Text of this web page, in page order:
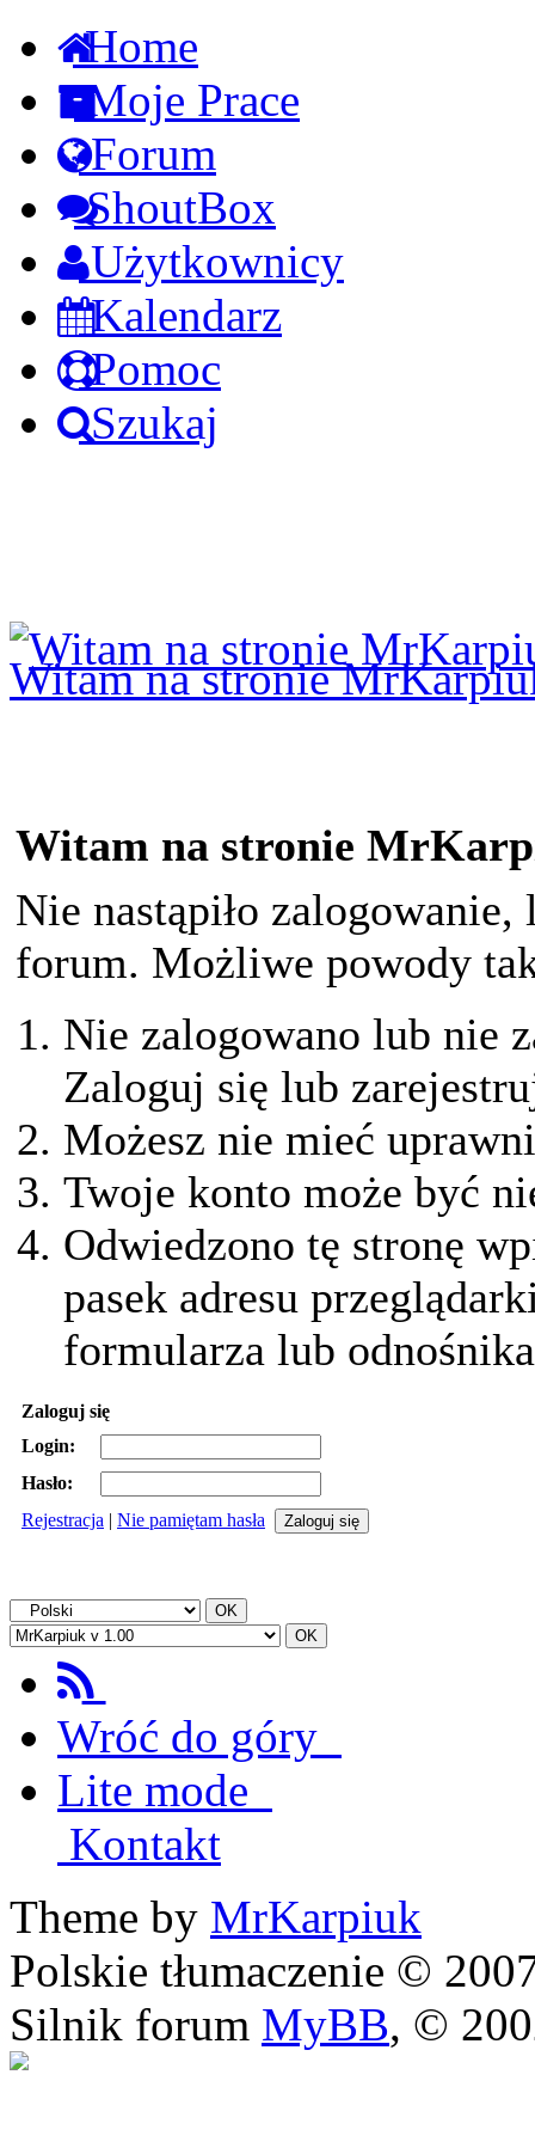
Home
Moje Prace
Forum
ShoutBox
Użytkownicy
Kalendarz
Pomoc
Szukaj
Witam na stronie
Witam na stronie
Nie nastąpiło
forum. Możliwe powody
Nie zalogowano lub nie
Zaloguj się lub
Możesz nie mieć
Twoje konto może być
Odwiedzono tę stronę
pasek adresu
formularza lub
Zaloguj się
Login:
Hasło:
Rejestracja | Nie pamiętam hasła
Wróć do góry
Lite mode
Kontakt
Theme by MrKarpiuk
Polskie tłumaczenie ©
Silnik forum MyBB, ©